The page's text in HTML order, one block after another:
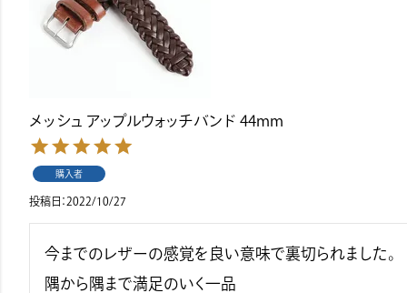
メッシュ アップルウォッチバンド 44mm
購入者
投稿日 2022/10/27
今までのレザーの感覚を良い意味で裏切られました。
隅から隅まで満足のいく一品